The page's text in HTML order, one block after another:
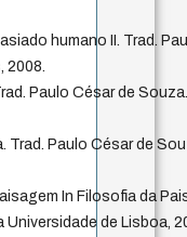
humano II. Trad.
2008.
Paulo César de
Trad. Paulo César de
In Filosofia da
de Lisboa,